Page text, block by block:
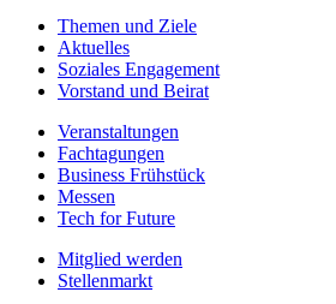
Themen und Ziele
Aktuelles
Soziales Engagement
Vorstand und Beirat
Veranstaltungen
Fachtagungen
Business Frühstück
Messen
Tech for Future
Mitglied werden
Stellenmarkt